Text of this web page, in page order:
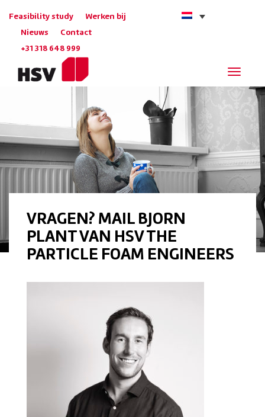
Feasibility study Werken bij
Nieuws Contact
+31 318 648 999
VRAGEN? MAIL BJORN
PLANT VAN HSV THE
PARTICLE FOAM ENGINEERS